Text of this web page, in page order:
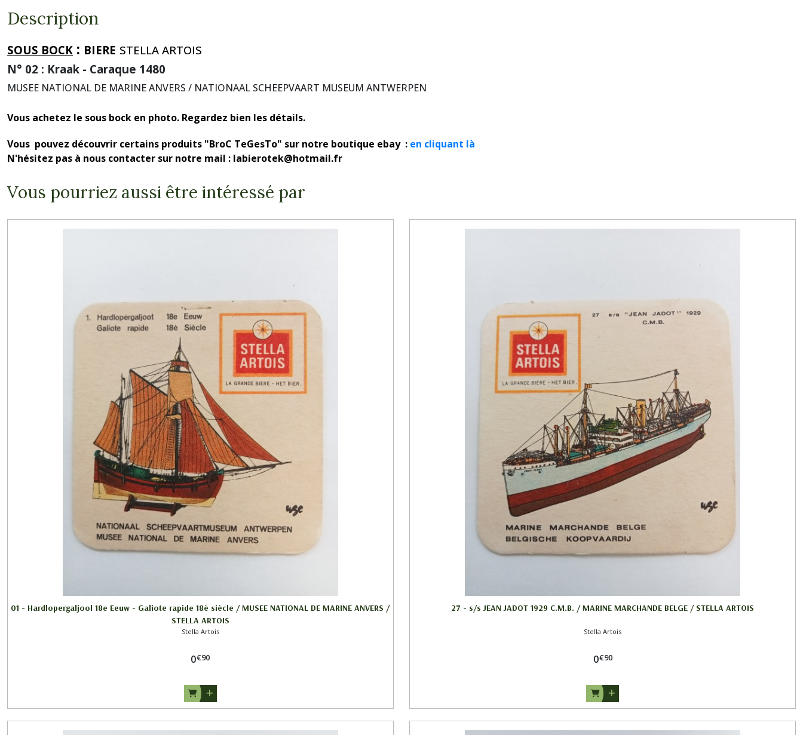
Description
SOUS BOCK : BIERE STELLA ARTOIS
N° 02 : Kraak - Caraque 1480
MUSEE NATIONAL DE MARINE ANVERS / NATIONAAL SCHEEPVAART MUSEUM ANTWERPEN
Vous achetez le sous bock en photo. Regardez bien les détails.
Vous pouvez découvrir certains produits "BroC TeGesTo" sur notre boutique ebay : en cliquant là
N'hésitez pas à nous contacter sur notre mail : labierotek@hotmail.fr
Vous pourriez aussi être intéressé par
01 - Hardlopergaljool 18e Eeuw - Galiote rapide 18è siècle / MUSEE NATIONAL DE MARINE ANVERS /
STELLA ARTOIS
Stella Artois
0€90
27 - s/s JEAN JADOT 1929 C.M.B. / MARINE MARCHANDE BELGE / STELLA ARTOIS
Stella Artois
0€90